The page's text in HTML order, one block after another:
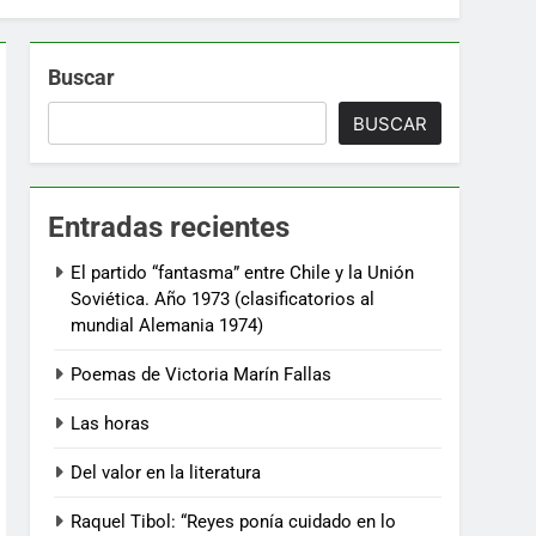
Buscar
BUSCAR
Entradas recientes
El partido “fantasma” entre Chile y la Unión
Soviética. Año 1973 (clasificatorios al
mundial Alemania 1974)
Poemas de Victoria Marín Fallas
Las horas
Del valor en la literatura
Raquel Tibol: “Reyes ponía cuidado en lo